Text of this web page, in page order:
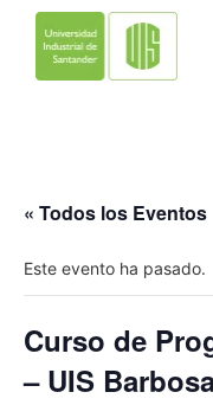
« Todos los Eventos
Este evento ha pasado.
Curso de
– UIS